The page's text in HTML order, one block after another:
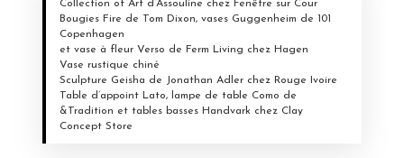
Collection of Art d’Assouline chez Fenêtre sur Cour
Bougies Fire de Tom Dixon, vases Guggenheim de 101
Copenhagen
et vase à fleur Verso de Ferm Living chez Hagen
Vase rustique chiné
Sculpture Geisha de Jonathan Adler chez Rouge Ivoire
Table d’appoint Lato, lampe de table Como de
&Tradition et tables basses Handvark chez Clay
Concept Store